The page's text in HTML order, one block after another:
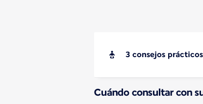
3 consejos
Cuándo consultar con